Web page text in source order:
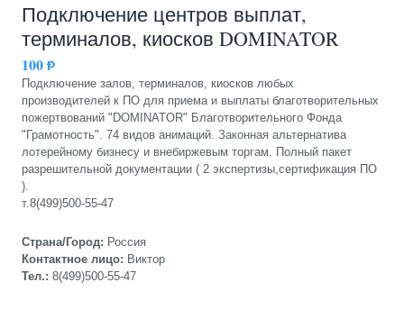
Подключение центров выплат,
терминалов, киосков DOMINATOR
100Ᵽ
Подключение залов, терминалов, киосков любых
производителей к ПО для приема и выплаты благотворительных
пожертвований "DOMINATOR" Благотворительного Фонда
"Грамотность". 74 видов анимаций. Законная альтернатива
лотерейному бизнесу и внебиржевым торгам. Полный пакет
разрешительной документации ( 2 экспертизы,сертификация ПО
).
т.8(499)500-55-47
Страна/Город: Россия
Контактное лицо: Виктор
Тел.:8(499)500-55-47